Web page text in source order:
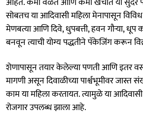
सोबतच या आदिवासी महिला मेनापासून
मेणबत्या आणि दिवे, धुपबत्ती, हवन गौऱ्या,
बनवून त्याची योग्य पद्धतीने पॅकेजिंग करून
शेणापासून तयार केलेल्या पणती आणि इतर
मागणी असून दिवाळीच्या पार्श्वभूमीवर जास्त
काम या महिला करतायत. त्यामुळे या
रोजगार उपलब्ध झाला आहे.